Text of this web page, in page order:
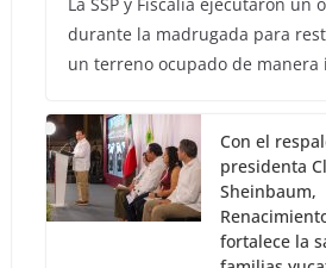
durante la madrugada para
un terreno ocupado de manera
Con el
presidenta
Sheinbaum,
fortalece la